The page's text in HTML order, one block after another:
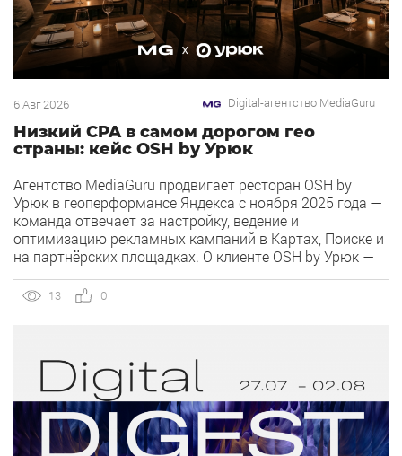
6 Авг 2026 Digital-агентство MediaGuru
Низкий CPA в самом дорогом гео
страны: кейс OSH by Урюк
Агентство MediaGuru продвигает ресторан OSH by
Урюк в геоперформансе Яндекса с ноября 2025 года —
команда отвечает за настройку, ведение и
оптимизацию рекламных кампаний в Картах, Поиске и
на партнёрских площадках. О клиенте OSH by Урюк —
объединивший концепцию дубайского OSH с сетью
«Урюк». Концепт строится […]
13 0